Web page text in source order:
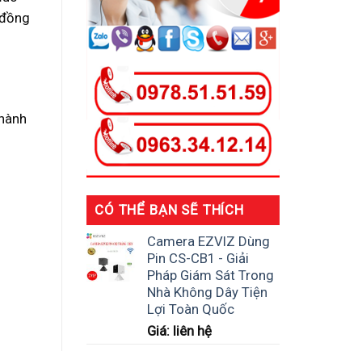
CÓ THỂ BẠN SẼ THÍCH
Camera EZVIZ Dùng
Pin CS-CB1 - Giải
Pháp Giám Sát Trong
Nhà Không Dây Tiện
Lợi Toàn Quốc
Giá: liên hệ